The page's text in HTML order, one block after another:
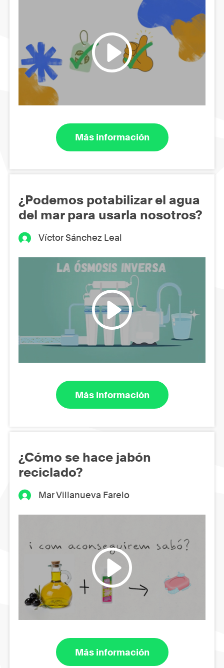
Más información
¿Podemos potabilizar el agua
del mar para usarla nosotros?
Víctor Sánchez Leal
Más información
¿Cómo se hace jabón
reciclado?
Mar Villanueva Farelo
Más información